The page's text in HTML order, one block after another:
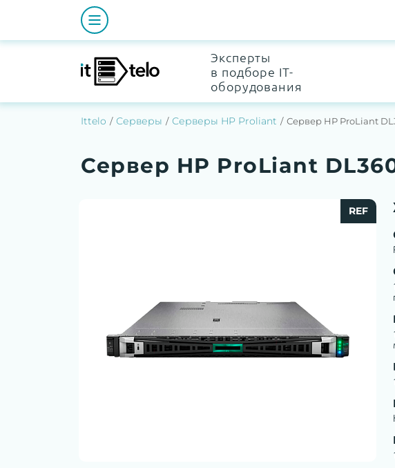
Эксперты
в подборе IT-
оборудования
Ittelo Серверы Серверы HP Proliant Сервер HP ProLiant
Сервер HP ProLiant DL360
REF